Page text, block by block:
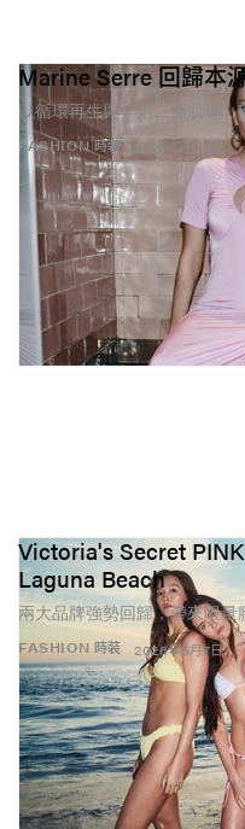
FASHION 時裝
Marine Serre 回歸本
以循環再生與「第二層肌膚
2026年5月7日
FASHION 時裝
Victoria's Secret
Laguna Beach
兩大品牌強勢回歸，帶來限量
2026年5月7日